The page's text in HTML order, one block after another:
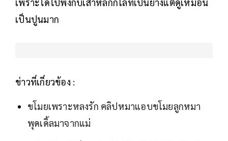
เป็นปูนมาก
ข่าวที่เกี่ยวข้อง :
ขโมยเพราะหลงรัก คลิปหมาแอบขโมยลูกหมา
พุดเดิ้ลมาจากแม่